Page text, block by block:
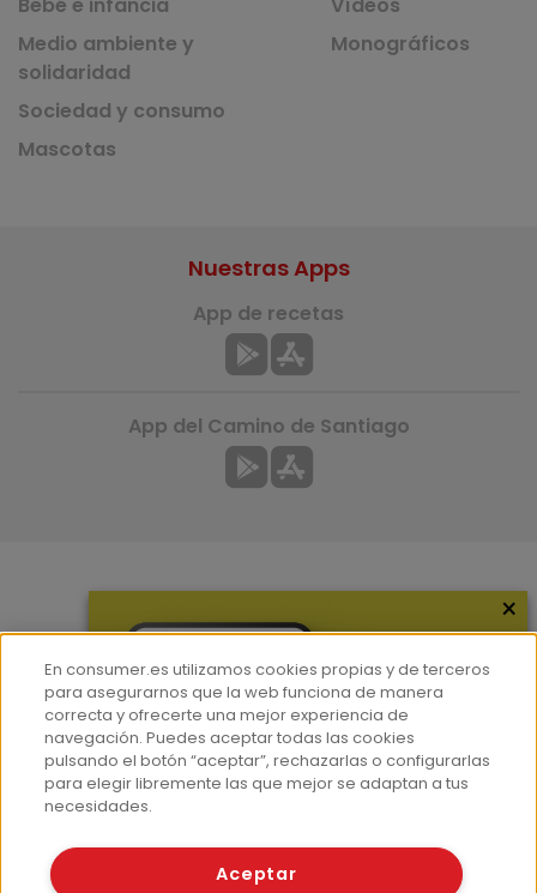
Medio ambiente y
solidaridad
Sociedad y consumo
Mascotas
Monográficos
Hemeroteca
Contacto
Prensa
Corpus Lingüístico Consumer
Nuestras Apps
App de recetas
App del Camino de Santiago
© Fundación EROSKI
×
En consumer.es utilizamos cookies propias y de terceros
para asegurarnos que la web funciona de manera
correcta y ofrecerte una mejor experiencia de
navegación. Puedes aceptar todas las cookies
pulsando el botón “aceptar”, rechazarlas o configurarlas
para elegir libremente las que mejor se adaptan a tus
necesidades.
Aceptar